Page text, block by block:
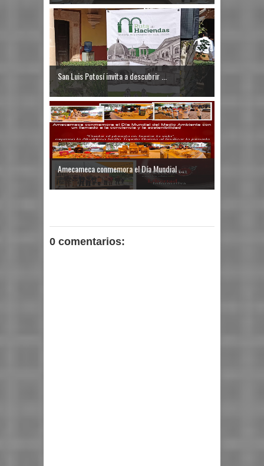
San Luis Potosí invita a descubrir ...
Amecameca conmemora el Día Mundial ...
0 comentarios: